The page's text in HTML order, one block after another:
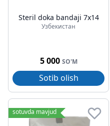
Steril doka bandaji 7x14
Узбекистан
5 000 SO'M
Sotib olish
sotuvda mavjud